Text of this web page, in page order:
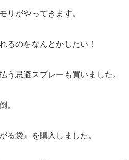
リがやってきます。
るのをなんとかしたい！
う忌避スプレーも買いました。
。
る袋』を購入しました。